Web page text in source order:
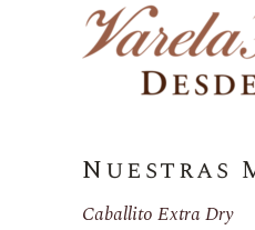
Nuestras
Caballito Extra Dry